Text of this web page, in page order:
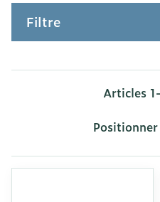
Filtre
Articles 1-
Trier par: